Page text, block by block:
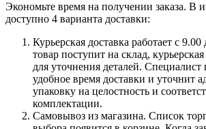
Экономьте время на получении заказа. В
доступно 4 варианта доставки:
Курьерская доставка работает с
товар поступит на склад,
для уточнения деталей.
удобное время доставки и уточнит
упаковку на целостность и
комплектации.
Самовывоз из магазина. Список